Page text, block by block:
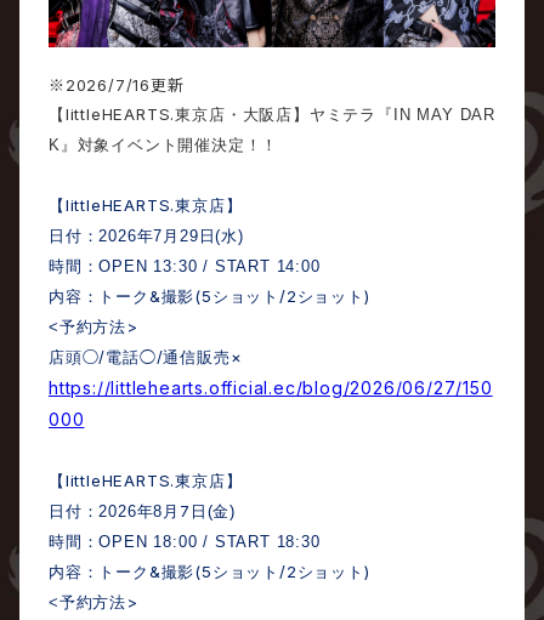
※2026/7/16更新
【 littleHEARTS.東京店・大阪店】 ヤミテラ 『 IN MAY DAR
K 』対象イベント開催決定！！
【 littleHEARTS.東京店】
日付： 2026年7 月 29 日(水)
時間：OPEN 13:30 / START 14:00
内容：トーク &撮影(5 ショット /2 ショット )
<予約方法 >
店頭○/電話◯/通信販売 ×
https://littlehearts.official.ec/blog/2026/06/27/150
000
【 littleHEARTS.東京店】
日付： 2026年8 月 7 日 (金)
時間：OPEN 18:00 / START 18:30
内容：トーク &撮影(5 ショット /2 ショット )
<予約方法 >